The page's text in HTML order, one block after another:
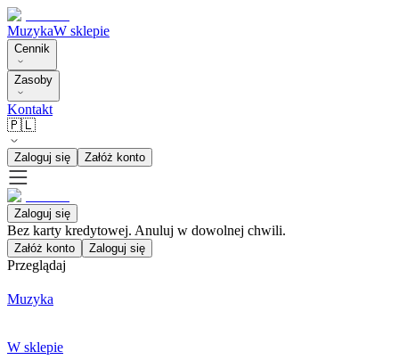
MuzykaW sklepie
Cennik
Zasoby
Kontakt
🇵🇱
Zaloguj się Załóż konto
Zaloguj się
Bez karty kredytowej. Anuluj w dowolnej chwili.
Załóż konto Zaloguj się
Przeglądaj
Muzyka
W sklepie